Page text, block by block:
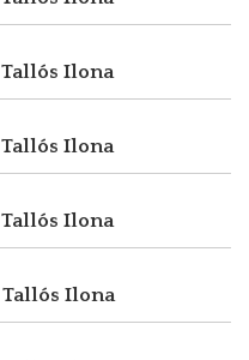
Tallós Ilona
Tallós Ilona
Tallós Ilona
Tallós Ilona